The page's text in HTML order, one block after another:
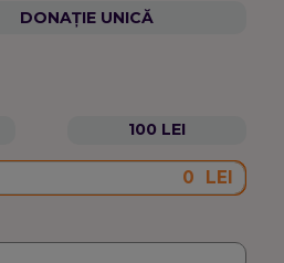
DONAȚIE UNICĂ
100 LEI
LEI